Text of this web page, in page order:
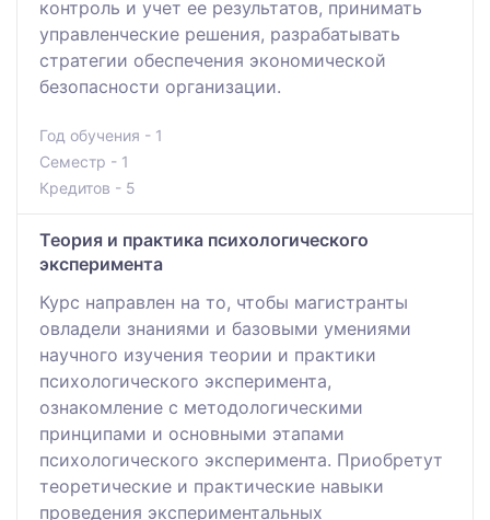
контроль и учет ее результатов, принимать
управленческие решения, разрабатывать
стратегии обеспечения экономической
безопасности организации.
Год обучения - 1
Семестр - 1
Кредитов - 5
Теория и практика психологического
эксперимента
Курс направлен на то, чтобы магистранты
овладели знаниями и базовыми умениями
научного изучения теории и практики
психологического эксперимента,
ознакомление с методологическими
принципами и основными этапами
психологического эксперимента. Приобретут
теоретические и практические навыки
проведения экспериментальных